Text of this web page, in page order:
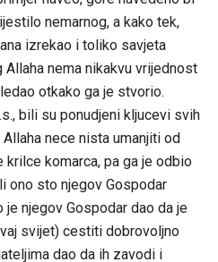
nemarnog, a kako tek,
izrekao i toliko savjeta
nema nikakvu vrijednost
otkako ga je stvorio.
bili su ponudjeni kljucevi svih
nece nista umanjiti od
komarca, pa ga je odbio
ono sto njegov Gospodar
njegov Gospodar dao da je
svijet) cestiti dobrovoljno
dao da ih zavodi i